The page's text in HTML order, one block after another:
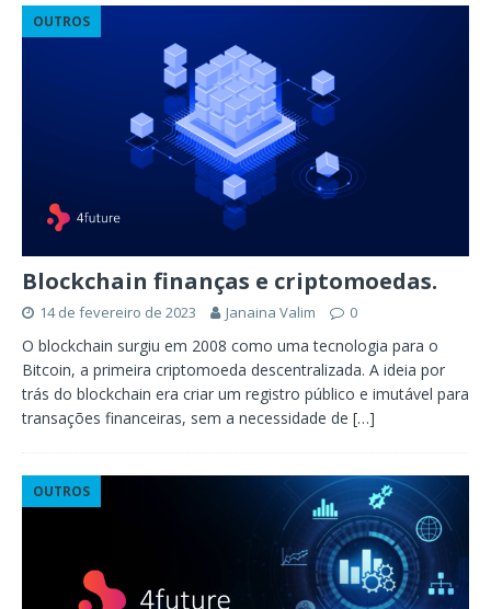
OUTROS
Blockchain finanças e criptomoedas.
14 de fevereiro de 2023 Janaina Valim 0
O blockchain surgiu em 2008 como uma tecnologia para o
Bitcoin, a primeira criptomoeda descentralizada. A ideia por
trás do blockchain era criar um registro público e imutável para
transações financeiras, sem a necessidade de […]
OUTROS